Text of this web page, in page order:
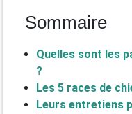
Sommaire
Quelles sont les
?
Les 5 races de
Leurs entretiens